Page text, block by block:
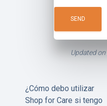
Updated
¿Cómo debo utilizar
Shop for Care si tengo